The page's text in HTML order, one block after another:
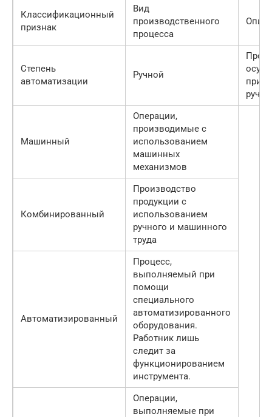
Классификационный
признак
Вид
производственного
процесса
Степень
автоматизации
Ручной
при
Машинный
Операции,
производимые с
использованием
машинных
механизмов
Комбинированный
Производство
продукции с
использованием
ручного и машинного
труда
Автоматизированный
Процесс,
выполняемый при
помощи
специального
автоматизированного
оборудования.
Работник лишь
следит за
функционированием
инструмента.
Операции,
выполняемые при